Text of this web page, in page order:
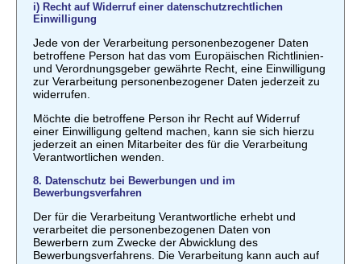
i) Recht auf Widerruf einer datenschutzrechtlichen
Einwilligung
Jede von der Verarbeitung personenbezogener Daten
betroffene Person hat das vom Europäischen Richtlinien-
und Verordnungsgeber gewährte Recht, eine Einwilligung
zur Verarbeitung personenbezogener Daten jederzeit zu
widerrufen.
Möchte die betroffene Person ihr Recht auf Widerruf
einer Einwilligung geltend machen, kann sie sich hierzu
jederzeit an einen Mitarbeiter des für die Verarbeitung
Verantwortlichen wenden.
8. Datenschutz bei Bewerbungen und im
Bewerbungsverfahren
Der für die Verarbeitung Verantwortliche erhebt und
verarbeitet die personenbezogenen Daten von
Bewerbern zum Zwecke der Abwicklung des
Bewerbungsverfahrens. Die Verarbeitung kann auch auf